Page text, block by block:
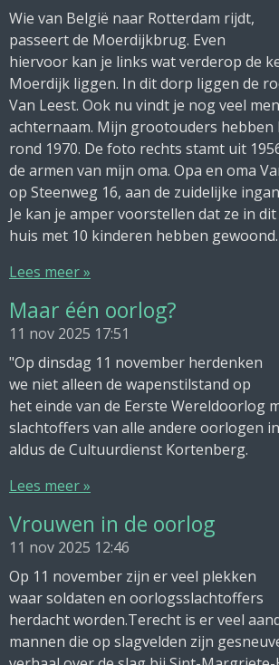
Wie van België naar Rotterdam rijdt,
passeert de Moerdijkbrug. Even
hiervoor kan je links wat verderop de
Moerdijk liggen. In dit dorp liggen de
Van Leest. Ook nu vindt je nog veel
achternaam. Mijn grootouders
rond 1970. De foto rechts stamt uit
de armen van mijn oma. Opa en oma
op Steenweg 16, aan de zuidelijke
Je kan je amper voorstellen dat ze in
huis met 10 kinderen hebben gewoond.
Lees meer »
Maar één oorlog?
11 nov 2025 17:51
"Op dinsdag 11 november herdenken
we niet alleen de wapenstilstand op
het einde van de Eerste Wereldoorlog
slachtoffers van alle andere oorlogen
aldus de Cultuurdienst Kortenberg.
Lees meer »
Vrouwen in de oorlog
11 nov 2025 12:46
Op 11 november zijn er veel plekken
waar soldaten en oorlogsslachtoffers
herdacht worden.Terecht is er veel
mannen die op slagvelden zijn